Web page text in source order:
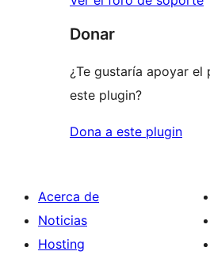
Donar
¿Te gustaría apoyar el
este plugin?
Dona a este plugin
Acerca de
Noticias
Hosting